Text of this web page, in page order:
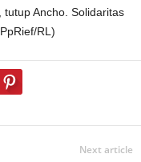
Ancho. Solidaritas
RL)
Next article